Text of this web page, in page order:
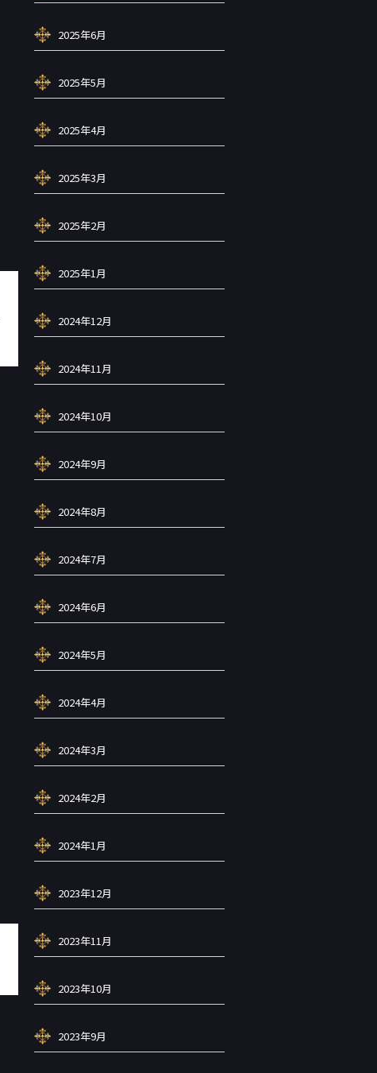
2025年6月
2025年5月
2025年4月
2025年3月
2025年2月
2025年1月
2024年12月
2024年11月
2024年10月
2024年9月
2024年8月
2024年7月
2024年6月
2024年5月
2024年4月
2024年3月
2024年2月
2024年1月
2023年12月
2023年11月
2023年10月
2023年9月